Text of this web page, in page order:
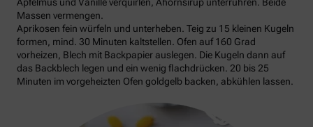
Apfelmus und Vanille verquirlen, Ahornsirup unterrühren. Beide
Massen vermengen.
Aprikosen fein würfeln und unterheben. Teig zu 15 kleinen Kugeln
formen, mind. 30 Minuten kaltstellen. Ofen auf 160 Grad
vorheizen, Blech mit Backpapier auslegen. Die Kugeln dann auf
das Backblech legen und ein wenig flachdrücken. 20 bis 25
Minuten im vorgeheizten Ofen goldgelb backen, abkühlen lassen.